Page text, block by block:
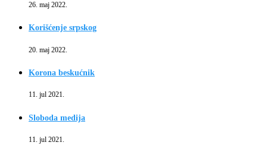
26. maj 2022.
Korišćenje srpskog
20. maj 2022.
Korona beskućnik
11. jul 2021.
Sloboda medija
11. jul 2021.